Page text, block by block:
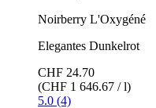
Noirberry L'Oxygéné
Elegantes Dunkelrot
CHF 24.70
(CHF 1 646.67 / l)
5.0 (4)